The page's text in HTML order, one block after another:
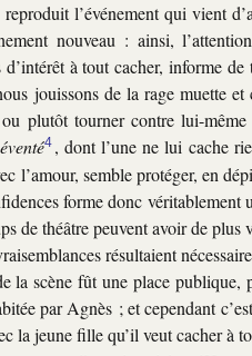
l’événement qui vient
nouveau : ainsi,
à tout cacher, informe
jouissons de la rage muette
plutôt tourner contre lui-
4 , dont l’une ne lui cache
l’amour, semble protéger, en
forme donc
de théâtre peuvent avoir de
résultaient
la scène fût une place publique,
par Agnès ; et cependant
la jeune fille qu’il veut cacher à